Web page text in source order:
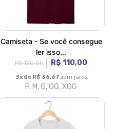
Camiseta - Se você consegue
ler isso...
R$ 120,00 R$ 110,00
3x de R$ 36,67 sem juros
P, M, G, GG, XGG